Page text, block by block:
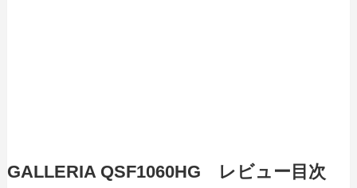
GALLERIA QSF1060HG レビュー目次